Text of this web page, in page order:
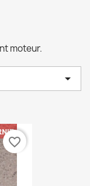
moteur.

favorite_border